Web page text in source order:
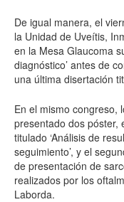
De igual manera, el
la Unidad de Uveítis,
en la Mesa Glaucoma
diagnóstico’ antes de
una última disertación
En el mismo congreso,
presentado dos póster,
titulado ‘Análisis de
seguimiento’, y el
de presentación de
realizados por los
Laborda.